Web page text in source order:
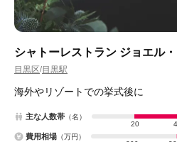
シャトーレストラン ジョエル
目黒区/目黒駅
海外やリゾートでの挙式後に
主な人数帯 （名）
20
費用相場 （万円）